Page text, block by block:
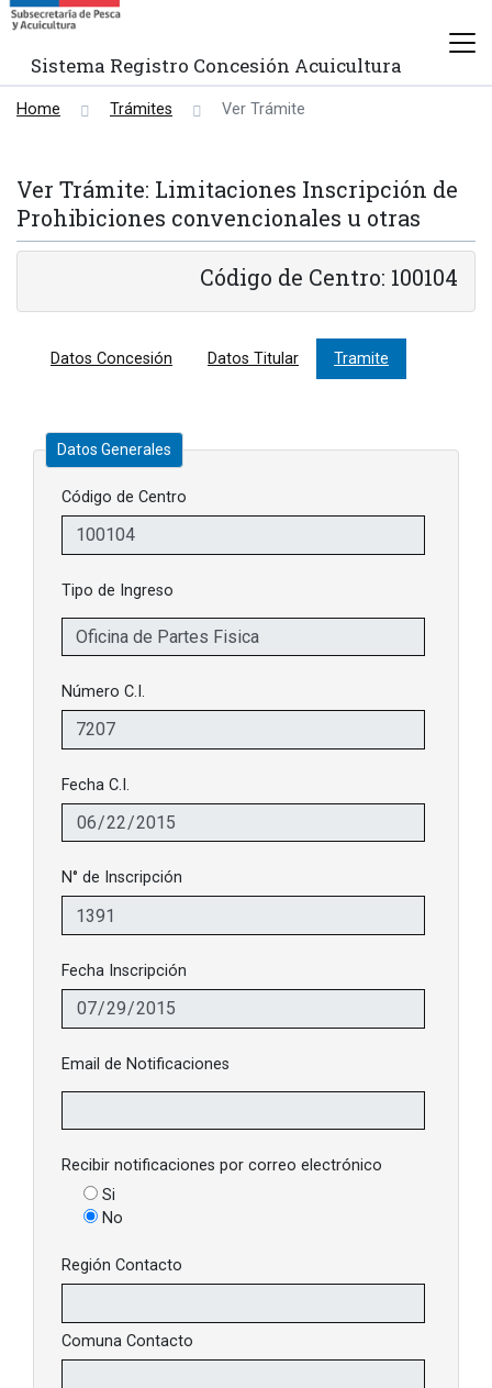
Sistema Registro Concesión Acuicultura
Home Trámites Ver Trámite
Ver Trámite: Limitaciones Inscripción de
Prohibiciones convencionales u otras
Código de Centro: 100104
Datos Concesión Datos Titular Tramite
Datos Generales
Código de Centro
Tipo de Ingreso
Número C.I.
Fecha C.I.
N° de Inscripción
Fecha Inscripción
Email de Notificaciones
Recibir notificaciones por correo electrónico
Si
No
Región Contacto
Comuna Contacto